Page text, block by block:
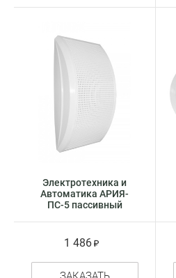
Электротехника и
Автоматика АРИЯ-
ПС-5 пассивный
1 486